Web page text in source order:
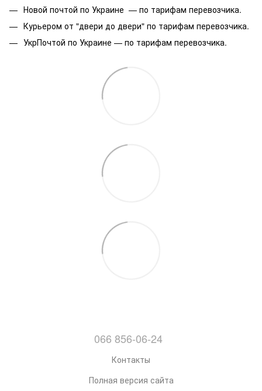
Новой почтой по Украине — по тарифам перевозчика.
Курьером от "двери до двери" по тарифам перевозчика.
УкрПочтой по Украине — по тарифам перевозчика.
066 856-06-24
Контакты
Полная версия сайта